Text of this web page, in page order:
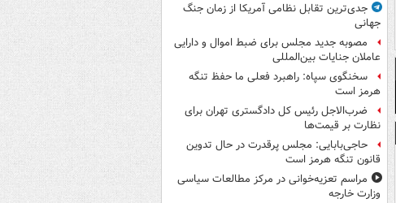
جدی‌ترین تقابل نظامی آمریکا از زمان جنگ
جهانی
مصوبه جدید مجلس برای ضبط اموال و دارایی
عاملان جنایات بین‌المللی
سخنگوی سپاه: راهبرد فعلی ما حفظ تنگه
هرمز است
ضرب‌الاجل رئیس کل دادگستری تهران برای
نظارت بر قیمت‌ها
حاجی‌بابایی: مجلس پرقدرت در حال تدوین
قانون تنگه هرمز است
مراسم تعزیه‌خوانی در مرکز مطالعات سیاسی
وزارت خارجه